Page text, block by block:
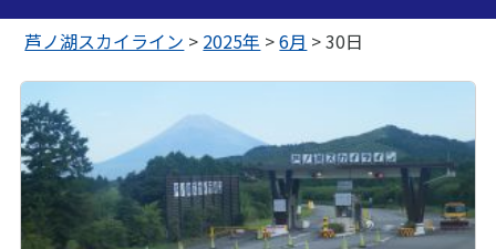
芦ノ湖スカイライン > 2025年 >6月 >30日